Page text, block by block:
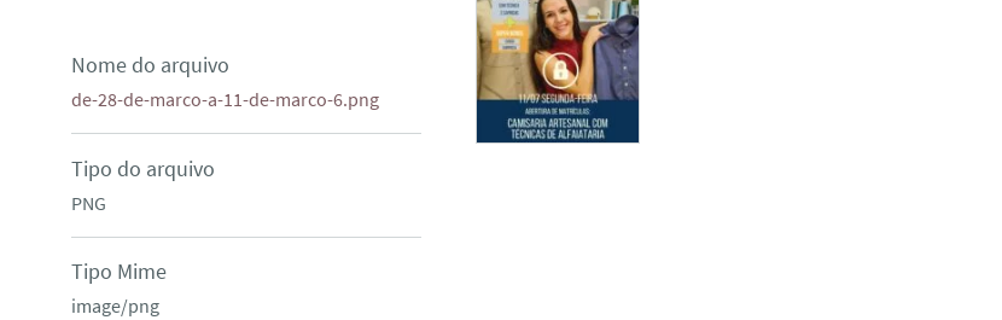
Nome do arquivo
de-28-de-marco-a-11-de-marco-6.png
Tipo do arquivo
PNG
Tipo Mime
image/png